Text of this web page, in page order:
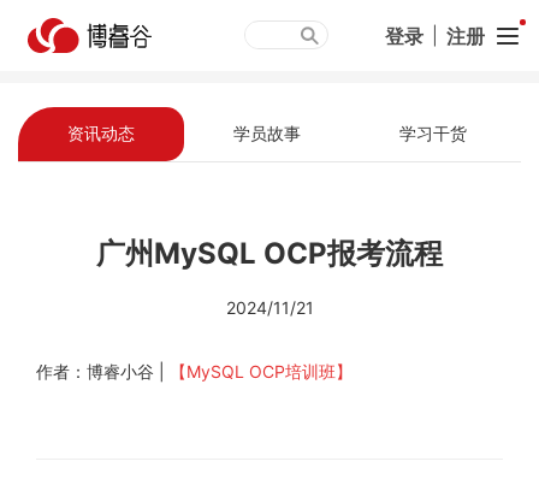
登录 注册
资讯动态 学员故事 学习干货
广州MySQL OCP报考流程
2024/11/21
作者：博睿小谷 | 【MySQL OCP培训班】